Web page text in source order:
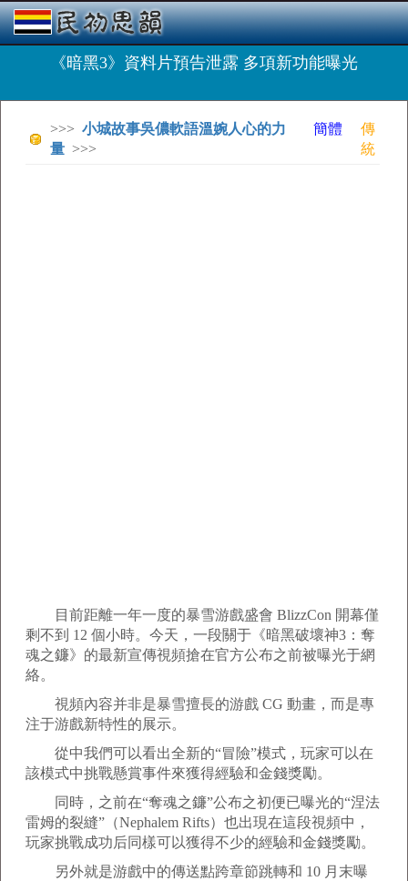
《暗黑3》資料片預告泄露 多項新功能曝光
>>> 小城故事吳儂軟語溫婉人心的力
量 >>>
簡體
傳
統
目前距離一年一度的暴雪游戲盛會 BlizzCon 開幕僅
剩不到 12 個小時。今天，一段關于《暗黑破壞神3：奪
魂之鐮》的最新宣傳視頻搶在官方公布之前被曝光于網
絡。
視頻內容并非是暴雪擅長的游戲 CG 動畫，而是專
注于游戲新特性的展示。
從中我們可以看出全新的“冒險”模式，玩家可以在
該模式中挑戰懸賞事件來獲得經驗和金錢獎勵。
同時，之前在“奪魂之鐮”公布之初便已曝光的“涅法
雷姆的裂縫”（Nephalem Rifts）也出現在這段視頻中，
玩家挑戰成功后同樣可以獲得不少的經驗和金錢獎勵。
另外就是游戲中的傳送點跨章節跳轉和 10 月末曝